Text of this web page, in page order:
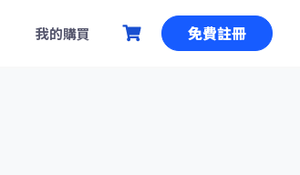
我的購買 免費註冊